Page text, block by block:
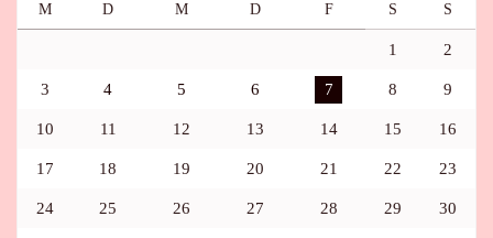
M D M D F S S
1 2
3 4 5 6 7 8 9
10 11 12 13 14 15 16
17 18 19 20 21 22 23
24 25 26 27 28 29 30